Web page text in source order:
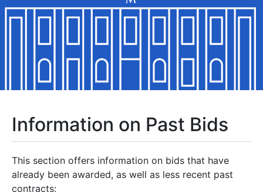
Show/Hide
Show/Hide
Show/Hide
Information on Past Bids
This section offers information on bids that have
already been awarded, as well as less recent past
contracts: